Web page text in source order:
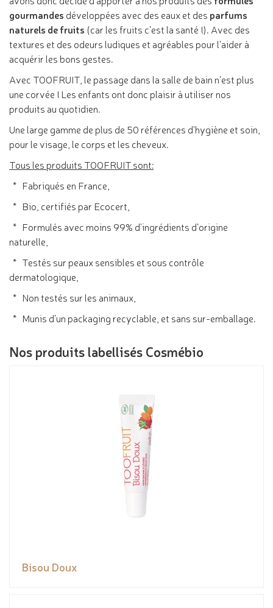
gourmandes développées avec des eaux et des parfums
naturels de fruits (car les fruits c’est la santé !). Avec des
textures et des odeurs ludiques et agréables pour l’aider à
acquérir les bons gestes.
Avec TOOFRUIT, le passage dans la salle de bain n’est plus
une corvée ! Les enfants ont donc plaisir à utiliser nos
produits au quotidien.
Une large gamme de plus de 50 références d'hygiène et soin,
pour le visage, le corps et les cheveux.
Tous les produits TOOFRUIT sont:
* Fabriqués en France,
* Bio, certifiés par Ecocert,
* Formulés avec moins 99% d'ingrédients d’origine
naturelle,
* Testés sur peaux sensibles et sous contrôle
dermatologique,
* Non testés sur les animaux,
* Munis d’un packaging recyclable, et sans sur-emballage.
Nos produits labellisés Cosmébio
Bisou Doux